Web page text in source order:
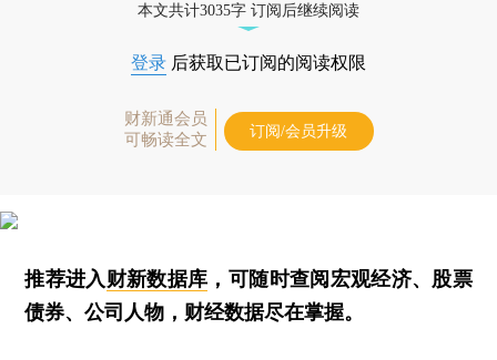
本文共计3035字 订阅后继续阅读
登录 后获取已订阅的阅读权限
财新通会员
可畅读全文
订阅/会员升级
推荐进入财新数据库 ，可随时查阅宏观经济、股票
债券、公司人物，财经数据尽在掌握。